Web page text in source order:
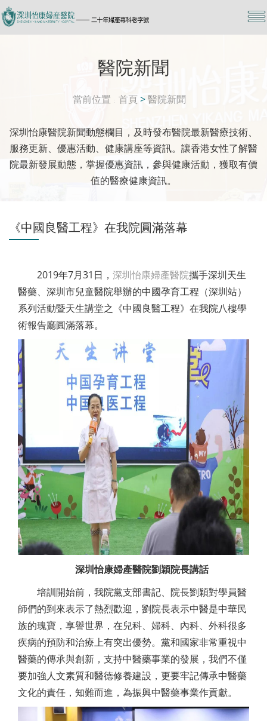
醫院新聞
當前位置 首頁>醫院新聞
深圳怡康醫院新聞動態欄目，及時發布醫院最新醫療技術、
服務更新、優惠活動、健康講座等資訊。讓香港女性了解醫
院最新發展動態，掌握優惠資訊，參與健康活動，獲取有價
值的醫療健康資訊。
《中國良醫工程》在我院圓滿落幕
2019年7月31日， 深圳怡康婦產醫院攜手深圳天生
醫藥、深圳市兒童醫院舉辦的中國孕育工程（深圳站）
系列活動暨天生講堂之《中國良醫工程》在我院八樓學
術報告廳圓滿落幕。
深圳怡康婦產醫院劉穎院長講話
培訓開始前，我院黨支部書記、院長劉穎對學員醫
師們的到來表示了熱烈歡迎，劉院長表示中醫是中華民
族的瑰寶，享譽世界，在兒科、婦科、內科、外科很多
疾病的預防和治療上有突出優勢。黨和國家非常重視中
醫藥的傳承與創新，支持中醫藥事業的發展，我們不僅
要加強人文素質和醫德修養建設，更要牢記傳承中醫藥
文化的責任，知難而進，為振興中醫藥事業作貢獻。